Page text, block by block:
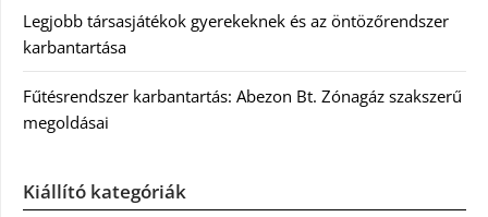
Legjobb társasjátékok gyerekeknek és az öntözőrendszer
karbantartása
Fűtésrendszer karbantartás: Abezon Bt. Zónagáz szakszerű
megoldásai
Kiállító kategóriák